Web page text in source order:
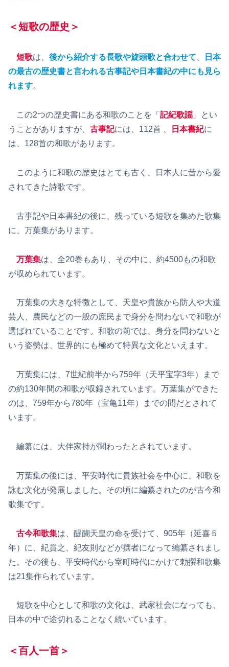
＜短歌の歴史＞
短歌は、 後から紹介する長歌や旋頭歌と合わせて
日本
の最古の歴史書と言われる古事記や日本書紀の中にも見ら
れます。
この2つの歴史書にある和歌のことを「 記紀歌謡 」とい
うことがありますが、 古事記には、112首 、 日本書紀に
は、128首の和歌があります。
このように和歌の歴史はとても古く、日本人に昔から愛
されてきた詩歌です。
古事記や日本書紀の後に、残っている短歌を集めた歌集
に、万葉集があります。
万葉集は、全20巻もあり、その中に、約4500もの和歌
が収められています。
万葉集の大きな特徴として、天皇や貴族から防人や大道
芸人、農民などの一般の庶民まで身分を問わないで和歌が
選ばれていることです。和歌の前では、身分を問わないと
いう姿勢は、世界的にも極めて特異な文化といえます。
万葉集には、7世紀前半から759年（天平宝字3年）まで
の約130年間の和歌が収録されています。万葉集ができた
のは、759年から780年（宝亀11年）までの間だとされて
います。
編纂には、大伴家持が関わったとされています。
万葉集の後には、平安時代に貴族社会を中心に、和歌を
詠む文化が発展しました。その頃に編纂されたのが古今和
歌集です。
古今和歌集は、醍醐天皇の命を受けて、905年（延喜５
年）に、紀貫之、紀友則などが撰者になって編纂されまし
た。その後も、平安時代から室町時代にかけて勅撰和歌集
は21集作られています。
短歌を中心として和歌の文化は、武家社会になっても、
日本の中で途切れることなく続いています。
＜百人一首＞